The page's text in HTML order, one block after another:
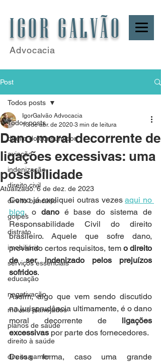
IGOR GALVÃO
Advocacia
Post
Todos posts
direito do consumidor
aviação
indenização
direito civil
direito bancário
golpes
distrato
imobiliário
serviços essenciais
educação
negativação
móveis planejados
planos de saúde
direito à saúde
direito gamer
Todos posts
Dano moral decorrente de
ligações excessivas: uma
possibilidade
IgorGalvão Advocacia
13 de abr. de 2020 3 min de leitura
Atualizado:6 de dez. de 2023
Como já expliquei outras vezes aqui no
blog, o dano é base do sistema de
Responsabilidade Civil do direito
brasileiro. Aquele que sofre dano,
provando certos requisitos, tem o direito
de ser indenizado pelos prejuízos
sofridos.
Assim, algo que vem sendo discutido
na jurisprudência ultimamente, é o dano
moral decorrente de ligações
excessivas por parte dos fornecedores.
Dessa forma, caso uma grande